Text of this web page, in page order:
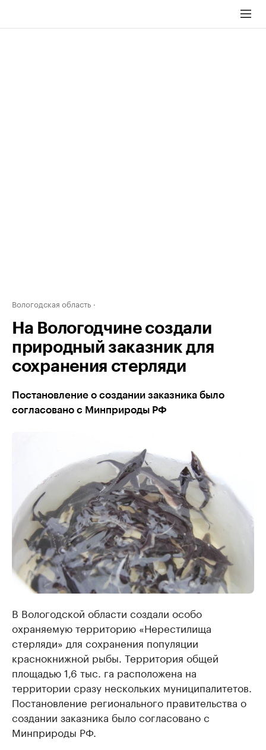
Вологодская область
На Вологодчине создали
природный заказник для
сохранения стерляди
Постановление о создании заказника было
согласовано с Минприроды РФ
В Вологодской области создали особо
охраняемую территорию «Нерестилища
стерляди» для сохранения популяции
краснокнижной рыбы. Территория общей
площадью 1,6 тыс. га расположена на
территории сразу нескольких муниципалитетов.
Постановление регионального правительства о
создании заказника было согласовано с
Минприроды РФ.